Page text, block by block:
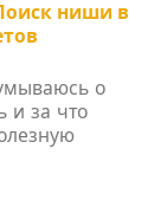
ниши в
о
и за что